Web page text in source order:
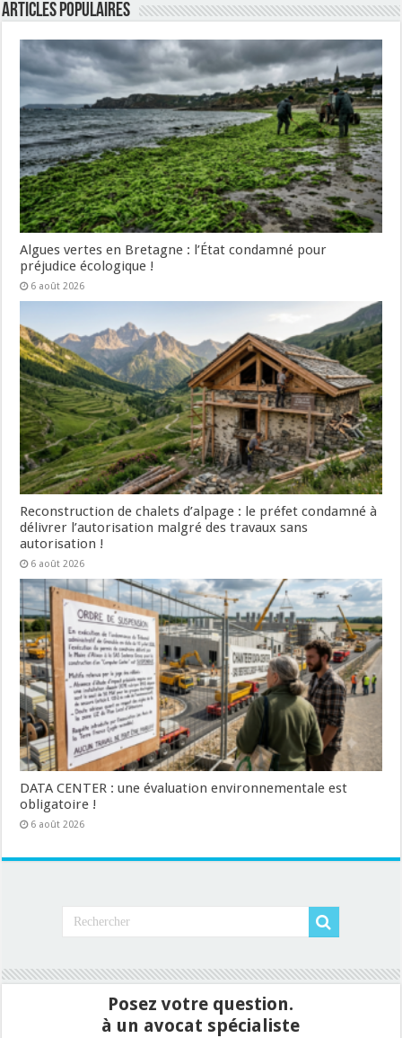
Articles populaires
Algues vertes en Bretagne : l’État condamné pour
préjudice écologique !
6 août 2026
Reconstruction de chalets d’alpage : le préfet condamné à
délivrer l’autorisation malgré des travaux sans
autorisation !
6 août 2026
DATA CENTER : une évaluation environnementale est
obligatoire !
6 août 2026
Posez votre question.
à un avocat spécialiste